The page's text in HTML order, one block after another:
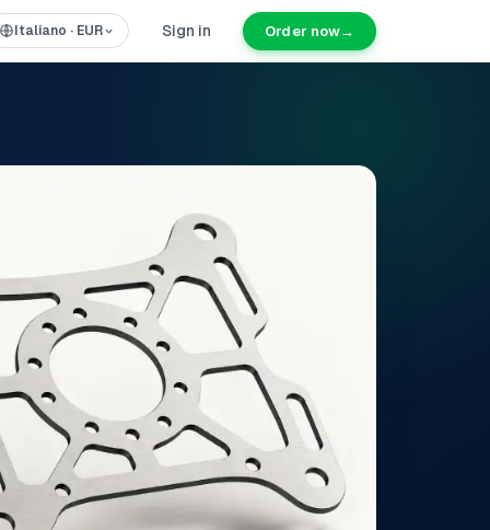
Italiano · EUR Sign in Order now→